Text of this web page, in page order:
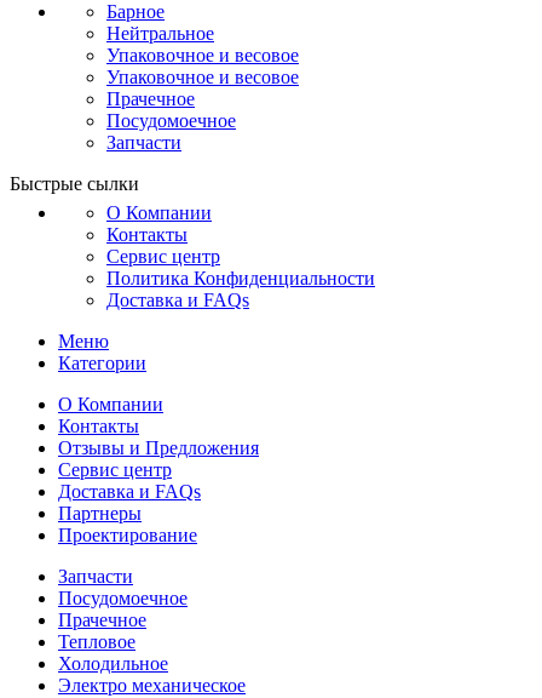
Барное
Нейтральное
Упаковочное и весовое
Упаковочное и весовое
Прачечное
Посудомоечное
Запчасти
Быстрые сылки
О Компании
Контакты
Сервис центр
Политика Конфиденциальности
Доставка и FAQs
Меню
Категории
О Компании
Контакты
Отзывы и Предложения
Сервис центр
Доставка и FAQs
Партнеры
Проектирование
Запчасти
Посудомоечное
Прачечное
Тепловое
Холодильное
Электро механическое